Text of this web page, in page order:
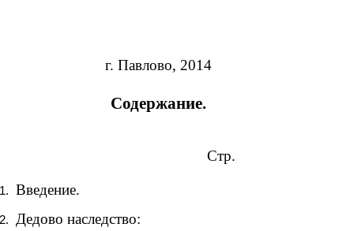
г. Павлово, 2014
Содержание.
Стр.
Введение.
Дедово наследство: